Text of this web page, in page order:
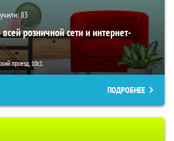
83
розничной сети и интернет-
проезд, 10с1
ПОДРОБНЕЕ